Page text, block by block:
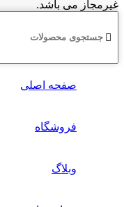
غیرمجاز می باشد.
صفحه اصلی
فروشگاه
وبلاگ